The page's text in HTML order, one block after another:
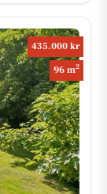
435.000 kr
96 m2